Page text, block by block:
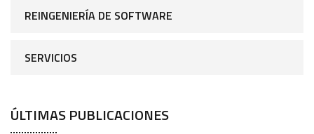
REINGENIERÍA DE SOFTWARE
SERVICIOS
ÚLTIMAS PUBLICACIONES